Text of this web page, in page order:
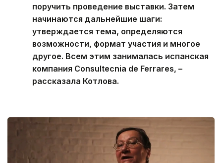
поручить проведение выставки. Затем
начинаются дальнейшие шаги:
утверждается тема, определяются
возможности, формат участия и многое
другое. Всем этим занималась испанская
компания Consultecnia de Ferrares, –
рассказала Котлова.